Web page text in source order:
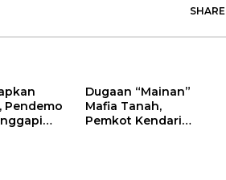
SHARE
Pendemo
Dugaan “Mainan”
Mafia Tanah,
Pemkot Kendari